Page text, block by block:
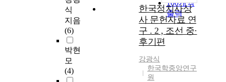
식
지음
(6)
박현
모
(4)
100개씩
출력
한국정치사상
사 문헌자료 연
구 . 2 , 조선 중·
후기편
강광식
한국학중앙연구
원